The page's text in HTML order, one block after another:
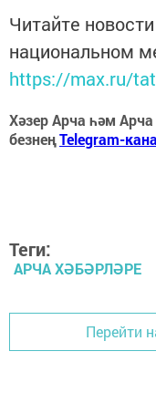
Читайте
национальном
https://max.ru/
Хәзер Арча һәм
безнеңTelegram-
Теги:
АРЧА ХӘБӘРЛӘРЕ
Перейти